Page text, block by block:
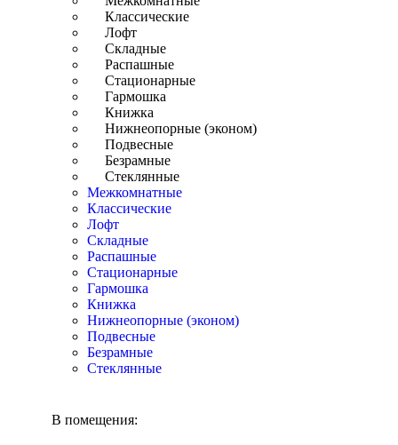
Классические
Лофт
Складные
Распашные
Стационарные
Гармошка
Книжка
Нижнеопорные (эконом)
Подвесные
Безрамные
Стеклянные
Межкомнатные
Классические
Лофт
Складные
Распашные
Стационарные
Гармошка
Книжка
Нижнеопорные (эконом)
Подвесные
Безрамные
Стеклянные
В помещения: